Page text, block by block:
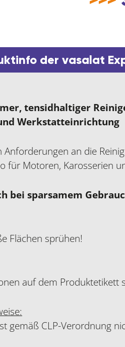
der vasalat
tensidhaltiger
Werkstatteinrichtung
Anforderungen an die
für Motoren, Karosserien
bei sparsamem
Flächen sprühen!
auf dem Produktetikett
gemäß CLP-Verordnung